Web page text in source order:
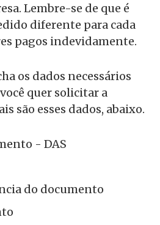
Lembre-se de que é
diferente para cada
pagos indevidamente.
os dados necessários
quer solicitar a
são esses dados, abaixo.
- DAS
do documento